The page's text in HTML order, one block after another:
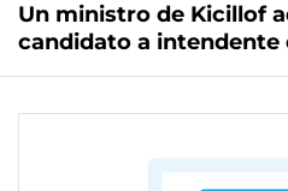
Un ministro de Kicillof
candidato a intendente